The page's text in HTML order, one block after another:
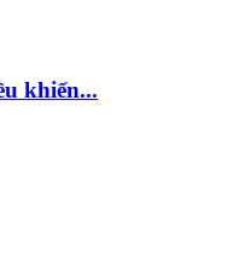
khiển...